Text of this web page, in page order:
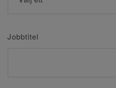
Jobbtitel